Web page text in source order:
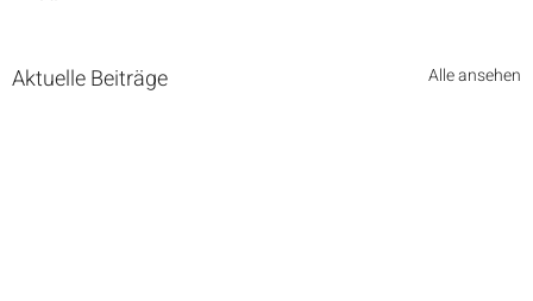
Aktuelle Beiträge Alle ansehen